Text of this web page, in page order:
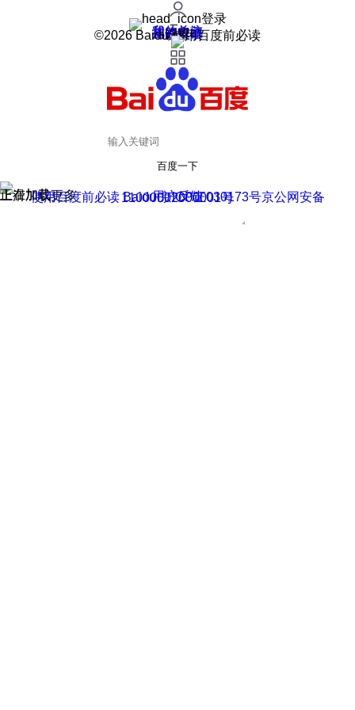
登录
我的关注
我的收藏
皮肤中心
用户反馈
设置
©2026 Baidu 使用百度前必读
百度一下
正在加载
上滑加载更多 用户反馈
使用百度前必读 Baidu 京ICP证030173号
京公网安备11000002000001号